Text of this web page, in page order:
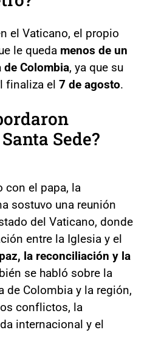
el Vaticano, el propio
le queda menos de un
de Colombia, ya que su
finaliza el 7 de agosto.
Sede?
con el papa, la
sostuvo una reunión
del Vaticano, donde
entre la Iglesia y el
la reconciliación y la
se habló sobre la
Colombia y la región,
conflictos, la
internacional y el